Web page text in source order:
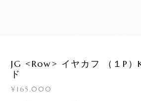
JG <Row> イヤカフ （１P
ド
¥165,000